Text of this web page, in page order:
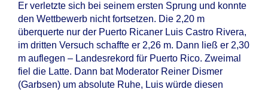
Er verletzte sich bei seinem ersten Sprung und konnte
den Wettbewerb nicht fortsetzen. Die 2,20 m
überquerte nur der Puerto Ricaner Luis Castro Rivera,
im dritten Versuch schaffte er 2,26 m. Dann ließ er 2,30
m auflegen – Landesrekord für Puerto Rico. Zweimal
fiel die Latte. Dann bat Moderator Reiner Dismer
(Garbsen) um absolute Ruhe, Luis würde diesen